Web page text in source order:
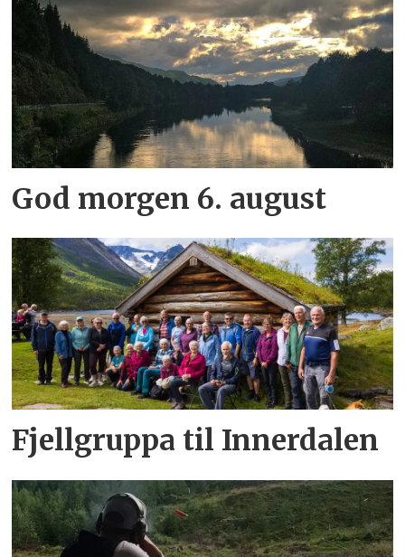
God morgen 6. august
Fjellgruppa til Innerdalen